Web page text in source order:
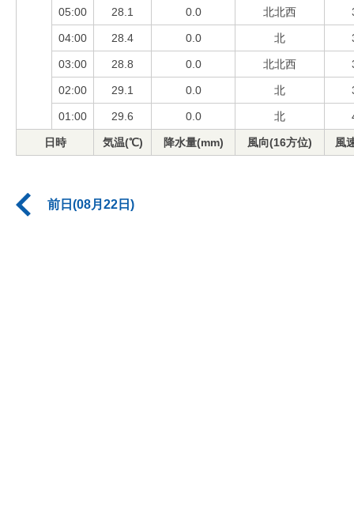
05:00 28.1 0.0 北北西
04:00 28.4 0.0 北
03:00 28.8 0.0 北北西
02:00 29.1 0.0 北
01:00 29.6 0.0 北
日時 気温(℃) 降水量(mm) 風向(16方位) 風
前日(08月22日)